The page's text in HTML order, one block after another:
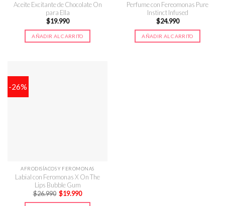
Aceite Excitante de Chocolate On
para Ella
$19.990
AÑADIR AL CARRITO
Perfume con Fereomonas Pure
Instinct Infused
$24.990
AÑADIR AL CARRITO
-26%
AFRODISÍACOS Y FEROMONAS
Labial con Feromonas X On The
Lips Bubble Gum
$26.990 El
precio
$19.990El